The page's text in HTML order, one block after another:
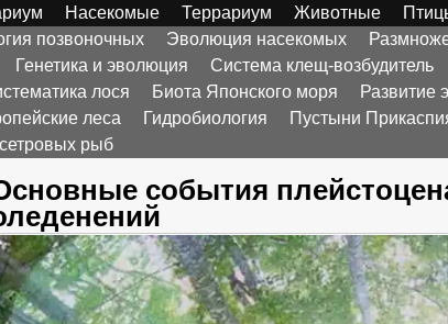
Насекомые Террариум Животные
позвоночных Эволюция насекомых
Генетика и эволюция Система клещ-возбудитель
лося Биота Японского моря Развитие
леса Гидробиология Пустыни
рыб
события